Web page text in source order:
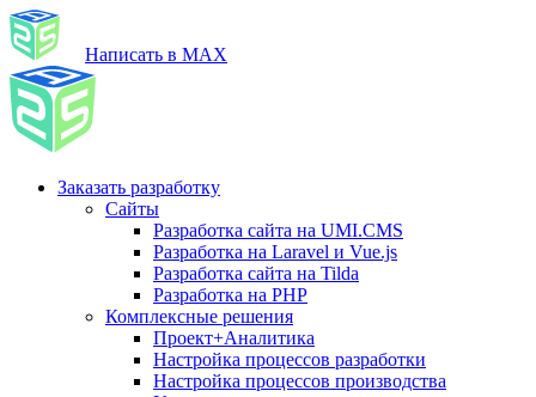
Написать в MAX
Заказать разработку
Сайты
Разработка сайта на UMI.CMS
Разработка на Laravel и Vue.js
Разработка сайта на Tilda
Разработка на PHP
Комплексные решения
Проект+Аналитика
Настройка процессов разработки
Настройка процессов производства